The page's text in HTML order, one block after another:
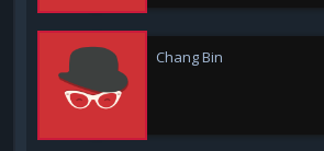
Chang Bin